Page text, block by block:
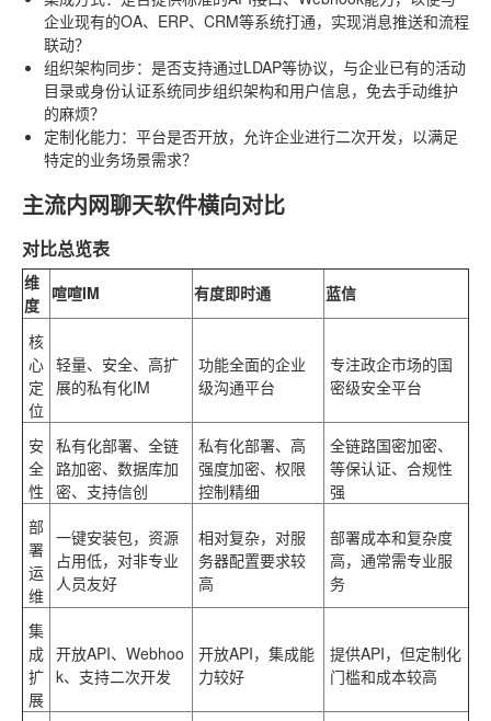
企业现有的OA、ERP、CRM等系统打通，实现消息推送和流程
联动？
组织架构同步：是否支持通过LDAP等协议，与企业已有的活动
目录或身份认证系统同步组织架构和用户信息，免去手动维护
的麻烦？
定制化能力：平台是否开放，允许企业进行二次开发，以满足
特定的业务场景需求？
主流内网聊天软件横向对比
对比总览表
维
度
喧喧IM 有度即时通 蓝信
核
心
定
位
轻量、安全、高扩
展的私有化IM
功能全面的企业
级沟通平台
专注政企市场的国
密级安全平台
安
全
性
私有化部署、全链
路加密、数据库加
密、支持信创
私有化部署、高
强度加密、权限
控制精细
全链路国密加密、
等保认证、合规性
强
部
署
运
维
一键安装包，资源
占用低，对非专业
人员友好
相对复杂，对服
务器配置要求较
高
部署成本和复杂度
高，通常需专业服
务
集
成
扩
展
开放API、Webhoo
k、支持二次开发
开放API，集成能
力较好
提供API，但定制化
门槛和成本较高